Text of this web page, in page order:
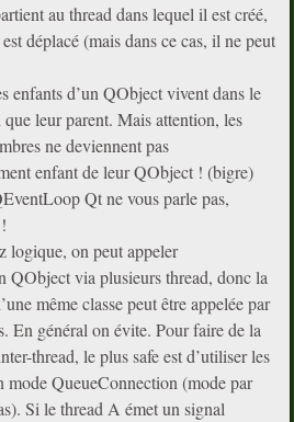
au thread dans lequel il est créé,
déplacé (mais dans ce cas, il ne peut
enfants d’un QObject vivent dans le
que leur parent. Mais attention, les
ne deviennent pas
enfant de leur QObject ! (bigre)
Qt ne vous parle pas,
logique, on peut appeler
QObject via plusieurs thread, donc la
même classe peut être appelée par
En général on évite. Pour faire de la
thread, le plus safe est d’utiliser les
mode QueueConnection (mode par
Si le thread A émet un signal